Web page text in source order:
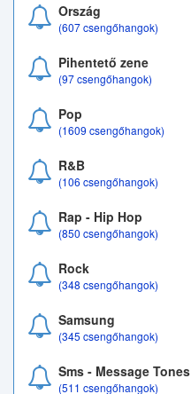
Ország
(607 csengőhangok)
Pihentető zene
(97 csengőhangok)
Pop
(1609 csengőhangok)
R&B
(106 csengőhangok)
Rap - Hip Hop
(850 csengőhangok)
Rock
(348 csengőhangok)
Samsung
(345 csengőhangok)
Sms - Message Tones
(511 csengőhangok)